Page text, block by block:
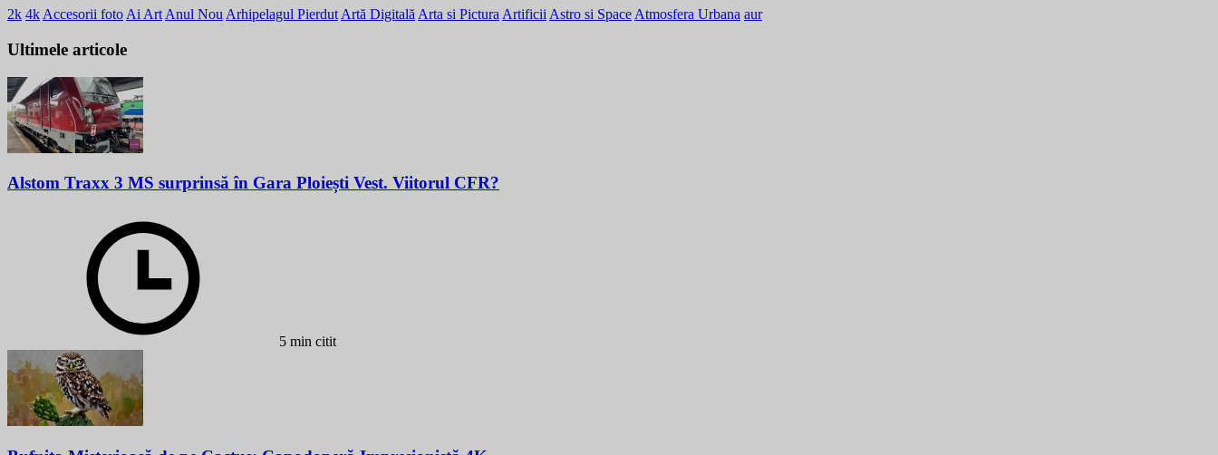
2k 4k Accesorii foto Ai Art Anul Nou Arhipelagul Pierdut Artă Digitală Arta si Pictura Artificii Astro si Space Atmosfera Urbana aur
Ultimele articole
Alstom Traxx 3 MS surprinsă în Gara Ploiești Vest. Viitorul CFR?
5 min citit